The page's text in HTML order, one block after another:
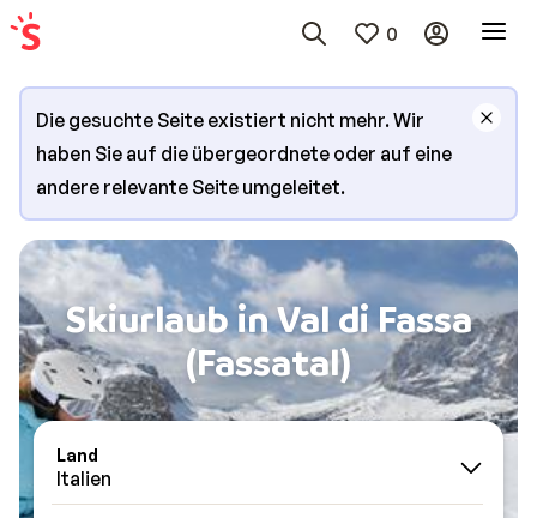
0
Die gesuchte Seite existiert nicht mehr. Wir
haben Sie auf die übergeordnete oder auf eine
andere relevante Seite umgeleitet.
Skiurlaub in Val di Fassa
(Fassatal)
Land
Italien